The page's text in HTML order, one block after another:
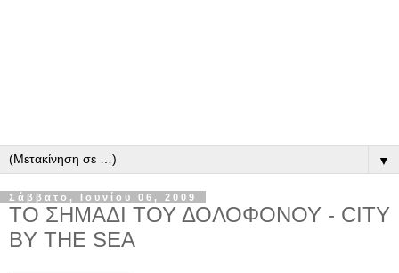
▼
Σάββατο, Ιουνίου 06, 2009
ΤΟ ΣΗΜΑΔΙ ΤΟΥ ΔΟΛΟΦΟΝΟΥ - CITY
BY THE SEA